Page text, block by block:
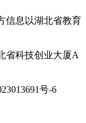
信息以湖北省教育
省科技创业大厦A
号-6